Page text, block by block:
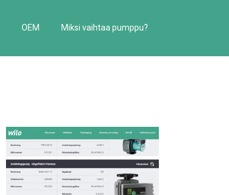
OEM Miksi vaihtaa pumppu?